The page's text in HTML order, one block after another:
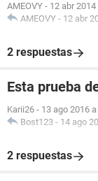
AMEOVY - 12 abr
AMEOVY - 12 abr
2 respuestas
Esta prueba
Karii26 - 13 ago 2016
Bost123 - 14 ago
2 respuestas